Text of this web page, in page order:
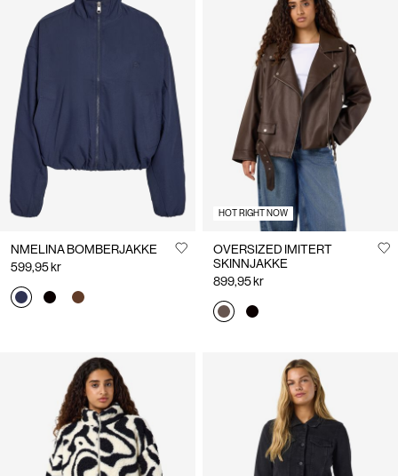
NMELINA BOMBERJAKKE
599,95 kr
HOT RIGHT NOW
OVERSIZED IMITERT
SKINNJAKKE
899,95 kr